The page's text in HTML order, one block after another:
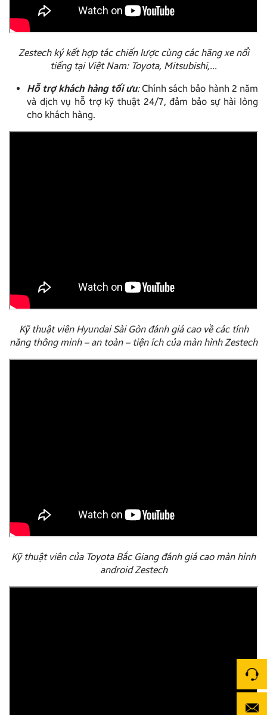
Zestech ký kết hợp tác chiến lược cùng các hãng xe nổi
tiếng tại Việt Nam: Toyota, Mitsubishi,…
Hỗ trợ khách hàng tối ưu:Chính sách bảo hành 2 năm
và dịch vụ hỗ trợ kỹ thuật 24/7, đảm bảo sự hài lòng
cho khách hàng.
Kỹ thuật viên Hyundai Sài Gòn đánh giá cao về các tính
năng thông minh – an toàn – tiện ích của màn hình Zestech
Kỹ thuật viên của Toyota Bắc Giang đánh giá cao màn hình
android Zestech